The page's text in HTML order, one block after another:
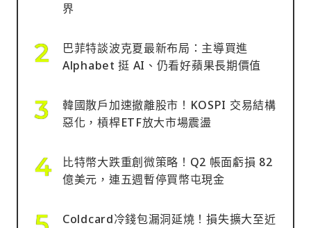
界
巴菲特談波克夏最新布局：主導買進
Alphabet 挺 AI、仍看好蘋果長期價值
韓國散戶加速撤離股市！KOSPI 交易結構
惡化，槓桿ETF放大市場震盪
比特幣大跌重創微策略！Q2 帳面虧損 82
億美元，連五週暫停買幣屯現金
Coldcard冷錢包漏洞延燒！損失擴大至近